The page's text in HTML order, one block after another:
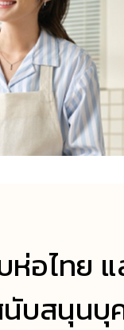
อไทย
บสนุน